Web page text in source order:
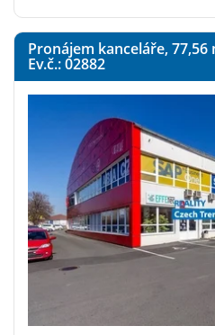
Pronájem kanceláře, 77,56
Ev.č.: 02882